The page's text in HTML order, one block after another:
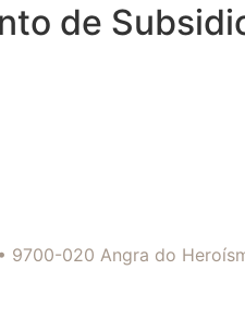
de
9700-020 Angra do